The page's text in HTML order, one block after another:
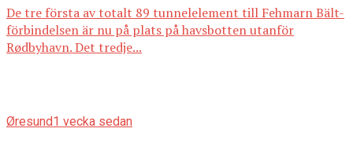
De tre första av totalt 89 tunnelelement till Fehmarn Bält-
förbindelsen är nu på plats på havsbotten utanför
Rødbyhavn. Det tredje...
Øresund1 vecka sedan